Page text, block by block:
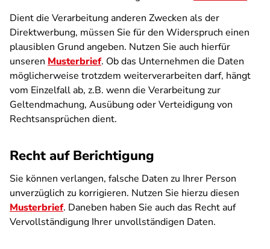
Dient die Verarbeitung anderen Zwecken als der
Direktwerbung, müssen Sie für den Widerspruch einen
plausiblen Grund angeben. Nutzen Sie auch hierfür
unseren Musterbrief. Ob das Unternehmen die Daten
möglicherweise trotzdem weiterverarbeiten darf, hängt
vom Einzelfall ab, z.B. wenn die Verarbeitung zur
Geltendmachung, Ausübung oder Verteidigung von
Rechtsansprüchen dient.
Recht auf Berichtigung
Sie können verlangen, falsche Daten zu Ihrer Person
unverzüglich zu korrigieren. Nutzen Sie hierzu diesen
Musterbrief. Daneben haben Sie auch das Recht auf
Vervollständigung Ihrer unvollständigen Daten.